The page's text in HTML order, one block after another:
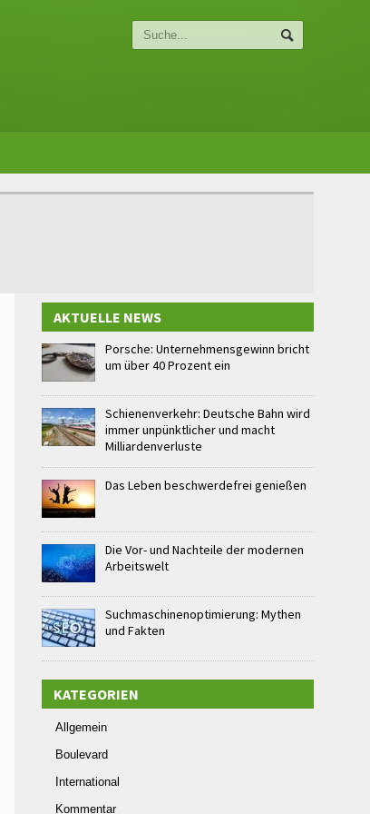
AKTUELLE NEWS
Porsche: Unternehmensgewinn bricht
um über 40 Prozent ein
Schienenverkehr: Deutsche Bahn wird
immer unpünktlicher und macht
Milliardenverluste
Das Leben beschwerdefrei genießen
Die Vor- und Nachteile der modernen
Arbeitswelt
Suchmaschinenoptimierung: Mythen
und Fakten
KATEGORIEN
Allgemein
Boulevard
International
Kommentar